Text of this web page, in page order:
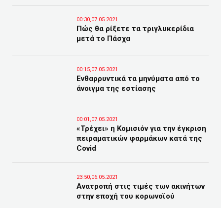
00:30,07.05.2021
Πώς θα ρίξετε τα τριγλυκερίδια
μετά το Πάσχα
00:15,07.05.2021
Ενθαρρυντικά τα μηνύματα από το
άνοιγμα της εστίασης
00:01,07.05.2021
«Τρέχει» η Κομισιόν για την έγκριση
πειραματικών φαρμάκων κατά της
Covid
23:50,06.05.2021
Ανατροπή στις τιμές των ακινήτων
στην εποχή του κορωνοϊού